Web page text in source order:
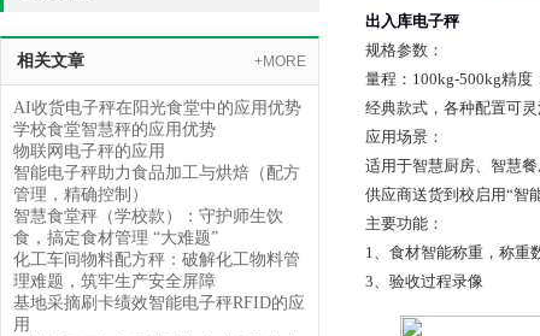
相关文章 +MORE
AI收货电子秤在阳光食堂中的应用优势
学校食堂智慧秤的应用优势
物联网电子秤的应用
智能电子秤助力食品加工与烘焙（配方
管理，精确控制）
智慧食堂秤（学校款）：守护师生饮
食，搞定食材管理 “大难题”​
化工车间物料配方秤：破解化工物料管
理难题，筑牢生产安全屏障
基地采摘刷卡绩效智能电子秤RFID的应
用
出入库电子秤
规格参数：
量程：100kg-500kg精度
经典款式，各种配置可
应用场景：
适用于智慧厨房、智慧
供应商送货到校启用“智
主要功能：
1、食材智能称重，称重
3、验收过程录像